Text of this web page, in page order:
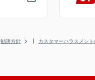
勧誘方針 カスタマーハラスメン